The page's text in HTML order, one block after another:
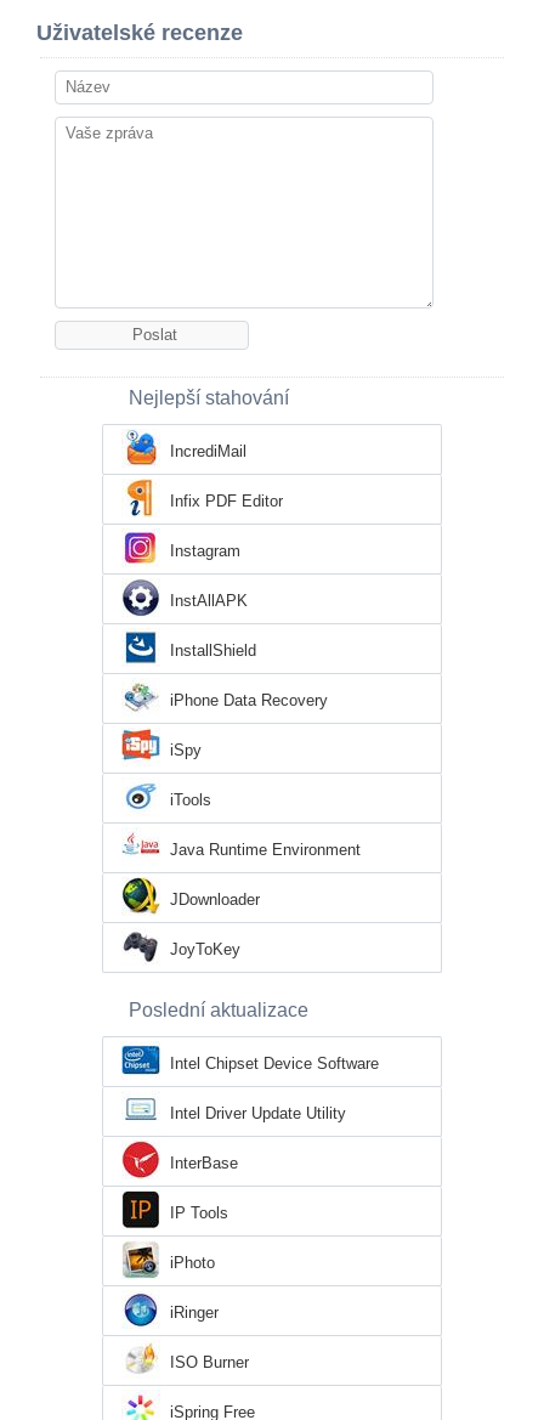
Uživatelské recenze
Nejlepší stahování
IncrediMail
Infix PDF Editor
Instagram
InstAllAPK
InstallShield
iPhone Data Recovery
iSpy
iTools
Java Runtime Environment
JDownloader
JoyToKey
Poslední aktualizace
Intel Chipset Device Software
Intel Driver Update Utility
InterBase
IP Tools
iPhoto
iRinger
ISO Burner
iSpring Free